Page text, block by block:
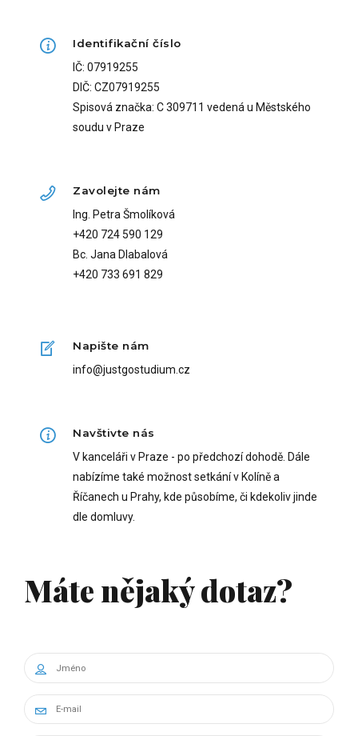
Identifikační číslo
IČ: 07919255
DIČ: CZ07919255
Spisová značka: C 309711 vedená u Městského
soudu v Praze
Zavolejte nám
Ing. Petra Šmolíková
+420 724 590 129
Bc. Jana Dlabalová
+420 733 691 829
Napište nám
info@justgostudium.cz
Navštivte nás
V kanceláři v Praze - po předchozí dohodě. Dále
nabízíme také možnost setkání v Kolíně a
Říčanech u Prahy, kde působíme, či kdekoliv jinde
dle domluvy.
Máte nějaký dotaz?